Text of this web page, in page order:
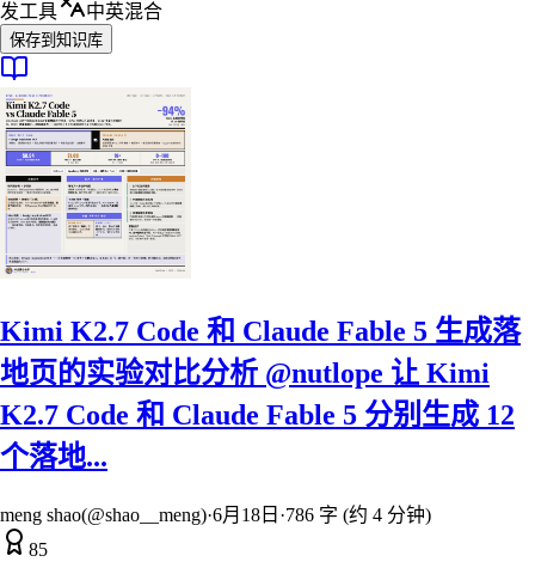
发工具
中英混合
保存到知识库
Kimi K2.7 Code 和 Claude Fable 5 生成落
地页的实验对比分析 @nutlope 让 Kimi
K2.7 Code 和 Claude Fable 5 分别生成 12
个落地...
meng shao(@shao__meng)·6月18日 ·786 字 (约 4 分钟)
85